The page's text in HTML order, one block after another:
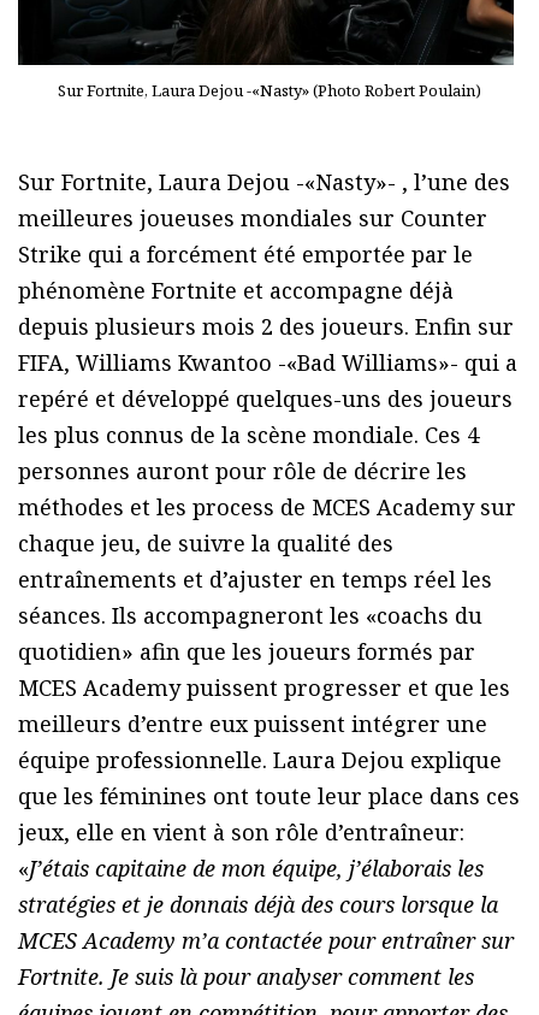
Sur Fortnite, Laura Dejou -«Nasty» (Photo Robert Poulain)
Sur Fortnite, Laura Dejou -«Nasty»- , l’une des
meilleures joueuses mondiales sur Counter
Strike qui a forcément été emportée par le
phénomène Fortnite et accompagne déjà
depuis plusieurs mois 2 des joueurs. Enfin sur
FIFA, Williams Kwantoo -«Bad Williams»- qui a
repéré et développé quelques-uns des joueurs
les plus connus de la scène mondiale. Ces 4
personnes auront pour rôle de décrire les
méthodes et les process de MCES Academy sur
chaque jeu, de suivre la qualité des
entraînements et d’ajuster en temps réel les
séances. Ils accompagneront les «coachs du
quotidien» afin que les joueurs formés par
MCES Academy puissent progresser et que les
meilleurs d’entre eux puissent intégrer une
équipe professionnelle. Laura Dejou explique
que les féminines ont toute leur place dans ces
jeux, elle en vient à son rôle d’entraîneur:
«J’étais capitaine de mon équipe, j’élaborais les
stratégies et je donnais déjà des cours lorsque la
MCES Academy m’a contactée pour entraîner sur
Fortnite. Je suis là pour analyser comment les